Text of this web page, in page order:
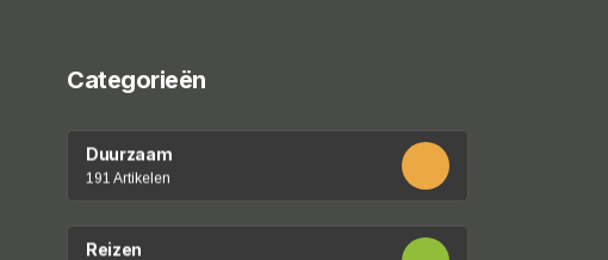
Categorieën
Duurzaam
191 Artikelen
Reizen